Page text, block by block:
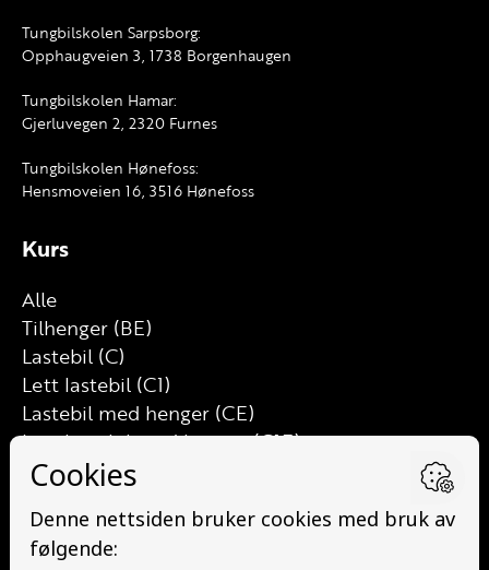
Tungbilskolen Sarpsborg:
Opphaugveien 3, 1738 Borgenhaugen
Tungbilskolen Hamar:
Gjerluvegen 2, 2320 Furnes
Tungbilskolen Hønefoss:
Hensmoveien 16, 3516 Hønefoss
Kurs
Alle
Tilhenger (BE)
Lastebil (C)
Lett lastebil (C1)
Lastebil med henger (CE)
Lett lastebil med henger (C1E)
Buss (D)
Minibuss (D1)
Minibuss med henger (D1E)